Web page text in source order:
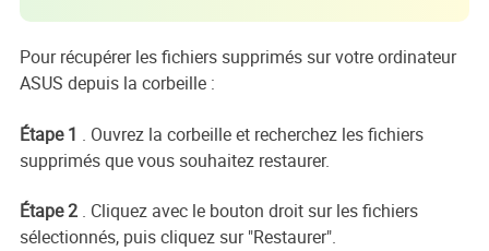
Pour récupérer les fichiers supprimés sur votre ordinateur
ASUS depuis la corbeille :
Étape 1 . Ouvrez la corbeille et recherchez les fichiers
supprimés que vous souhaitez restaurer.
Étape 2. Cliquez avec le bouton droit sur les fichiers
sélectionnés, puis cliquez sur "Restaurer".